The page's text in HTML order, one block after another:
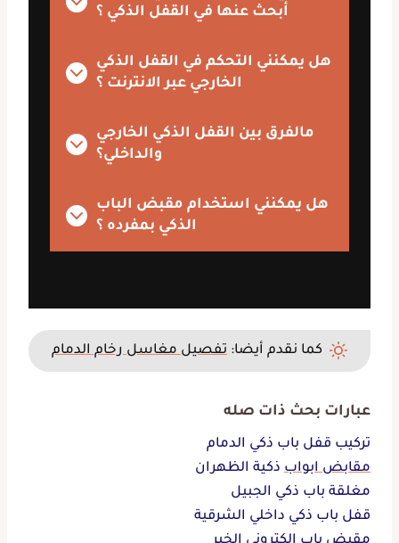
أبحث عنها في القفل الذكي ؟
هل يمكنني التحكم في القفل الذكي
الخارجي عبر الانترنت ؟
مالفرق بين القفل الذكي الخارجي
والداخلي؟
هل يمكنني استخدام مقبض الباب
الذكي بمفرده ؟
كما نقدم أيضا: تفصيل مغاسل رخام الدمام
عبارات بحث ذات صله
تركيب قفل باب ذكي الدمام
مقابض ابواب ذكية الظهران
مغلقة باب ذكي الجبيل
قفل باب ذكي داخلي الشرقية